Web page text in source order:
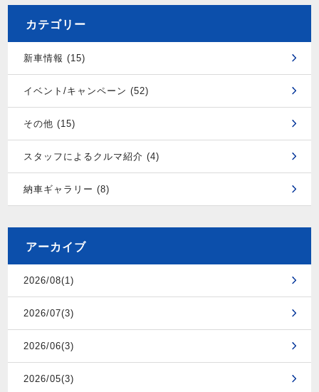
カテゴリー
新車情報 (15)
イベント/キャンペーン (52)
その他 (15)
スタッフによるクルマ紹介 (4)
納車ギャラリー (8)
アーカイブ
2026/08(1)
2026/07(3)
2026/06(3)
2026/05(3)